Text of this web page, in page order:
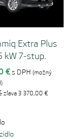
Extra Plus
kW 7-stup.
€s DPH (možný
zľava 3 370,00 €